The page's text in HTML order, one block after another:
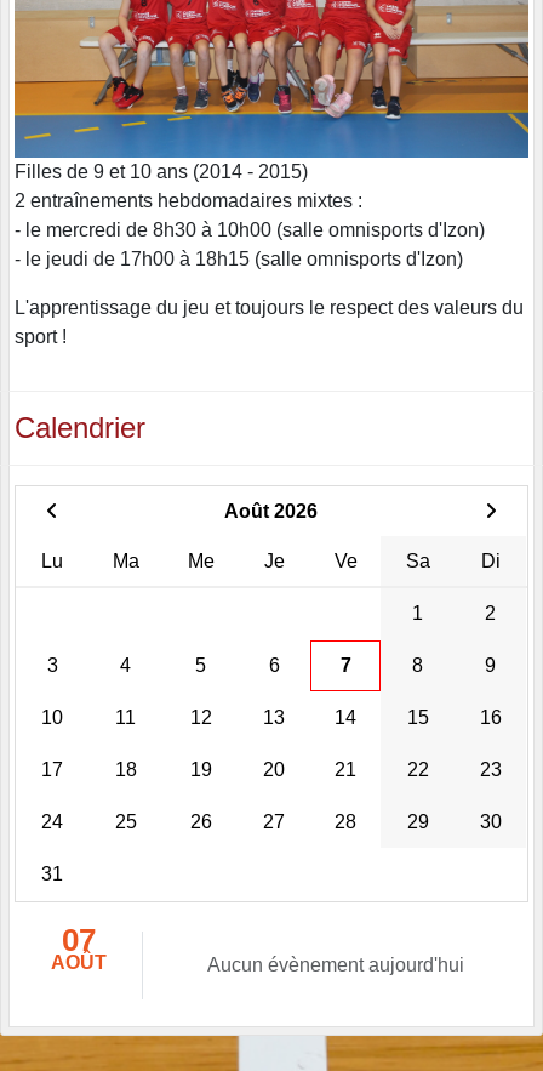
Filles de 9 et 10 ans (2014 - 2015)
2 entraînements hebdomadaires mixtes :
- le mercredi de 8h30 à 10h00 (salle omnisports d'Izon)
- le jeudi de 17h00 à 18h15 (salle omnisports d'Izon)
L'apprentissage du jeu et toujours le respect des valeurs du
sport !
Calendrier
Août 2026
Lu Ma Me Je Ve Sa Di
1 2
3 4 5 6 7 8 9
10 11 12 13 14 15 16
17 18 19 20 21 22 23
24 25 26 27 28 29 30
31
07
AOÛT Aucun évènement aujourd'hui